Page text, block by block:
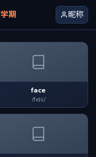
期 昵称
face
/feɪs/